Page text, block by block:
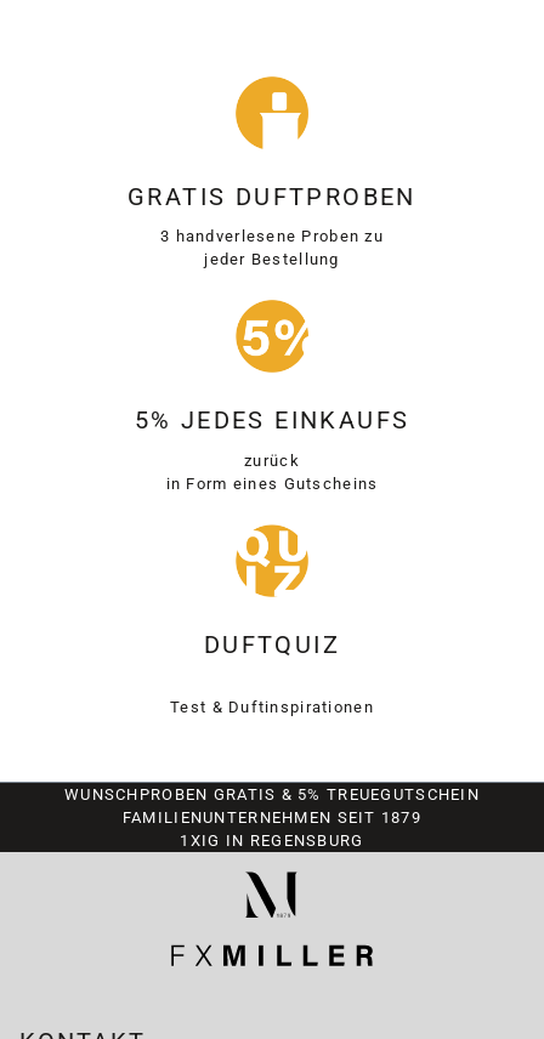
GRATIS DUFTPROBEN
3 handverlesene Proben zu
jeder Bestellung
5% JEDES EINKAUFS
zurück
in Form eines Gutscheins
DUFTQUIZ
Test & Duftinspirationen
WUNSCHPROBEN GRATIS & 5% TREUEGUTSCHEIN
FAMILIENUNTERNEHMEN SEIT 1879
1XIG IN REGENSBURG